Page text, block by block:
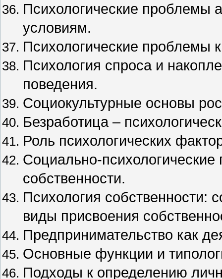
Психологические проблемы
условиям.
Психологические проблемы
Психология спроса и
поведения.
Социокультурные основы
Безработица –
Роль психологических
Социально-
собственности.
Психология собственности:
виды присвоения
Предпринимательство как
Основные функции и
Подходы к определению